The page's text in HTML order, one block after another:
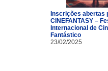
Inscrições abertas
CINEFANTASY –
Internacional de
Fantástico
23/02/2025